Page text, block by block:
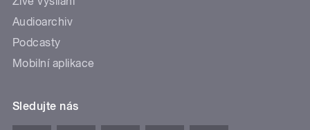
Audioarchiv
Podcasty
Mobilní aplikace
Sledujte nás